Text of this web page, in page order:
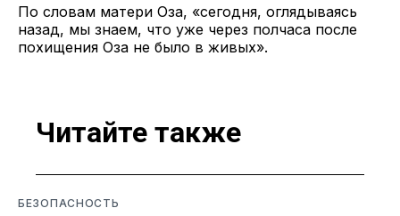
По словам матери Оза, «сегодня, оглядываясь
назад, мы знаем, что уже через полчаса после
похищения Оза не было в живых».
Читайте также
БЕЗОПАСНОСТЬ